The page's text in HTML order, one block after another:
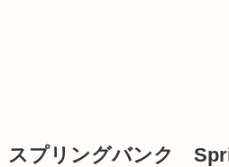
スプリングバンク